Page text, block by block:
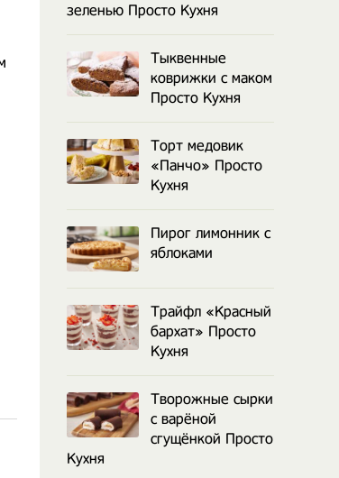
зеленью Просто Кухня
Тыквенные
коврижки с маком
Просто Кухня
Торт медовик
«Панчо» Просто
Кухня
Пирог лимонник с
яблоками
Трайфл «Красный
бархат» Просто
Кухня
Творожные сырки
с варёной
сгущёнкой Просто
Кухня